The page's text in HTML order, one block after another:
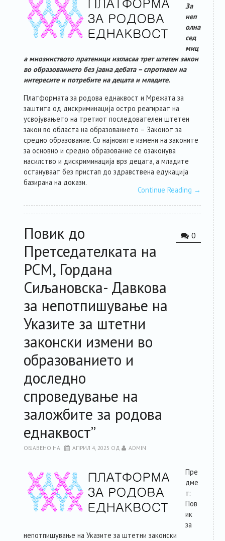
За
неп
олна
сед
миц
а мнозинството пратеници изгласаа трет штетен закон
во образованието без јавна дебата – спротивен на
интересите и потребите на децата и младите.
Платформата за родова еднаквост и Мрежата за
заштита од дискриминација остро реагираат на
усвојувањето на третиот последователен штетен
закон во областа на образованието – Законот за
средно образование. Со најновите измени на законите
за основно и средно образование се озаконува
насилство и дискриминација врз децата, а младите
остануваат без пристап до здравствена едукација
базирана на докази.
Continue Reading →
0
Повик до
Претседателката на
РСМ, Гордана
Сиљановска- Давкова
за непотпишување на
Указите за штетни
законски измени во
образованието и
доследно
спроведување на
заложбите за родова
еднаквост”
ОБЈАВЕНО НА АПРИЛ 4, 2025 ОД ADMIN
Пре
дме
т:
Пов
ик
за
непотпишување на Указите за штетни законски